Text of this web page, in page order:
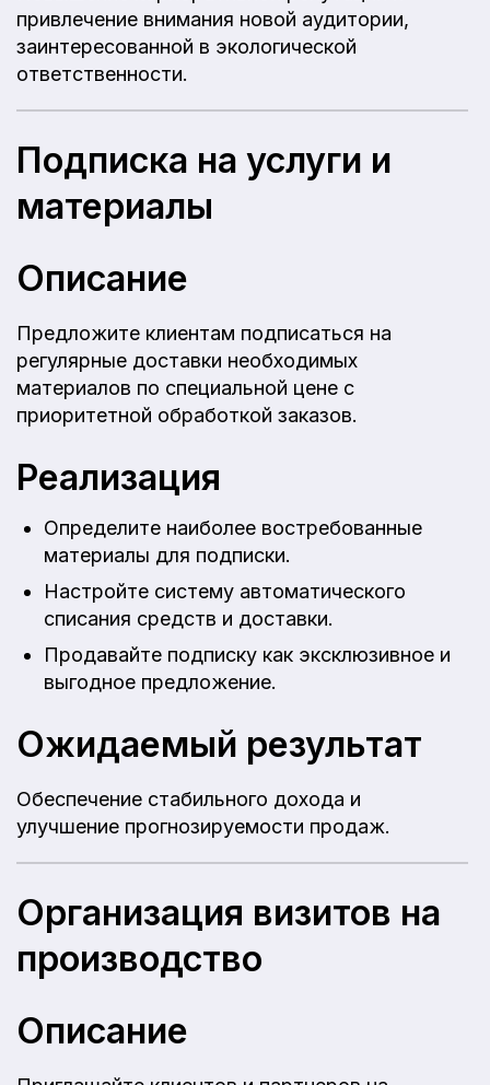
привлечение внимания новой аудитории,
заинтересованной в экологической
ответственности.
Подписка на услуги и
материалы
Описание
Предложите клиентам подписаться на
регулярные доставки необходимых
материалов по специальной цене с
приоритетной обработкой заказов.
Реализация
Определите наиболее востребованные
материалы для подписки.
Настройте систему автоматического
списания средств и доставки.
Продавайте подписку как эксклюзивное и
выгодное предложение.
Ожидаемый результат
Обеспечение стабильного дохода и
улучшение прогнозируемости продаж.
Организация визитов на
производство
Описание